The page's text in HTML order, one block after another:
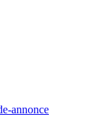
annonce